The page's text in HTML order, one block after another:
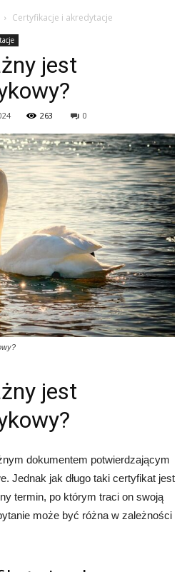
Certyfikacje i akredytacje
jest
263 0
jest
dokumentem potwierdzającym
Jednak jak długo taki certyfikat jest
termin, po którym traci on swoją
może być różna w zależności